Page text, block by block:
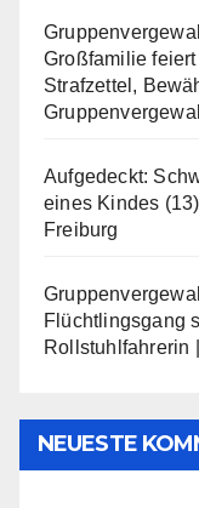
Großfamilie
Strafzettel,
Aufgedeckt:
eines Kindes
Freiburg
Flüchtlingsgang
Rollstuhlfahrerin
NEUESTE